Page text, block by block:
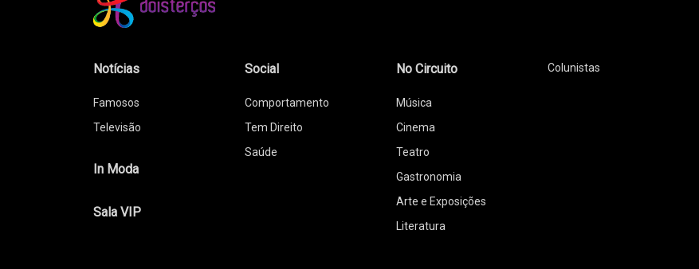
Notícias
Famosos
Televisão
In Moda
Sala VIP
Social
Comportamento
Tem Direito
Saúde
No Circuito
Música
Cinema
Teatro
Gastronomia
Arte e Exposições
Literatura
Colunistas